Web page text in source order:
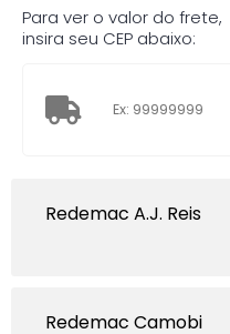
Para ver o valor do frete,
insira seu CEP abaixo:
Redemac A.J. Reis
Redemac Camobi